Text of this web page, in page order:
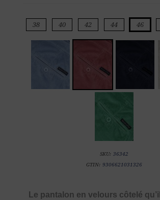
38 40 42 44 46
SKU: 36342
GTIN: 9306621031326
Le pantalon en velours côtelé